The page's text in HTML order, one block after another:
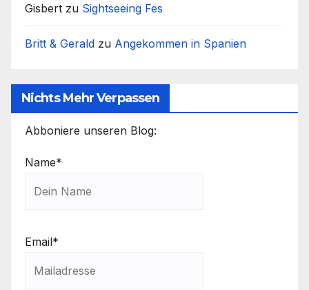
Gisbert zu Sightseeing Fes
Britt & Gerald zu Angekommen in Spanien
Nichts Mehr Verpassen
Abboniere unseren Blog:
Name*
Email*